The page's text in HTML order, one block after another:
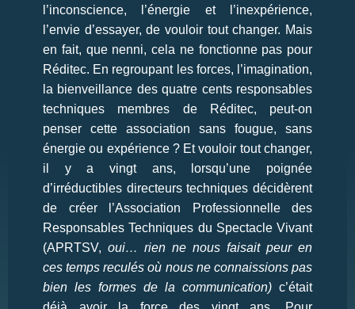
l’inconscience, l’énergie et l’inexpérience,
l’envie d’essayer, de vouloir tout changer. Mais
en fait, que nenni, cela ne fonctionne pas pour
Réditec. En regroupant les forces, l’imagination,
la bienveillance des quatre cents responsables
techniques membres de Réditec, peut-on
penser cette association sans fougue, sans
énergie ou expérience ? Et vouloir tout changer,
il y a vingt ans, lorsqu’une poignée
d’irréductibles directeurs techniques décidèrent
de créer l’Association Professionnelle des
Responsables Techniques du Spectacle Vivant
(APRTSV, oui… rien ne nous faisait peur en
ces temps reculés où nous ne connaissions pas
bien les formes de la communication) c’était